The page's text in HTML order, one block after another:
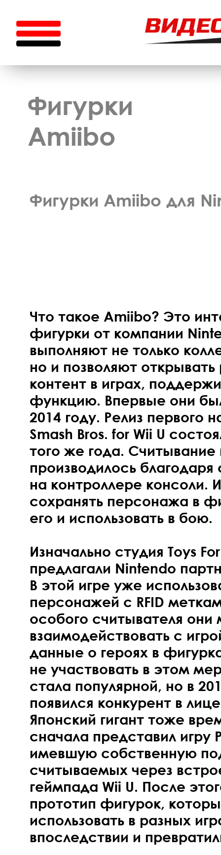
Фигурки
Amiibo
Фигурки Amiibo для
Что такое Amiibo? Это
фигурки от компании
выполняют не только
но и позволяют открывать
контент в играх,
функцию. Впервые они
2014 году. Релиз первого
Smash Bros. for Wii U
того же года. Считывание
производилось
на контроллере консоли.
сохранять персонажа в
его и использовать в бою.
Изначально студия Toys
предлагали Nintendo
В этой игре уже
персонажей с RFID
особого считывателя они
взаимодействовать с
данные о героях в
не участвовать в этом
стала популярной, но в
появился конкурент в
Японский гигант тоже
сначала представил игру
имевшую собственную
считываемых через
геймпада Wii U. После
прототип фигурок,
использовать в разных
впоследствии и